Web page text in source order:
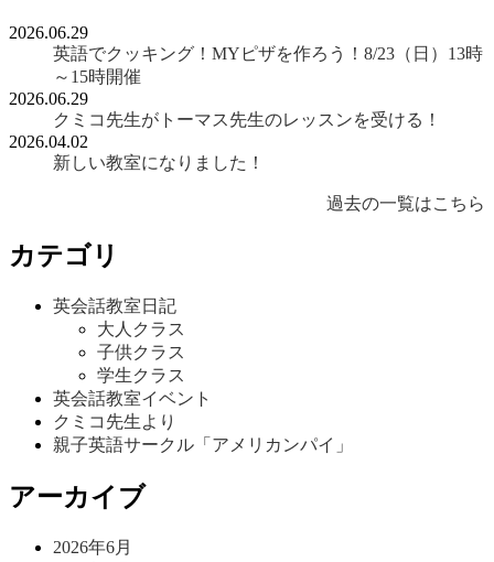
2026.06.29
英語でクッキング！MYピザを作ろう！8/23（日）13時
～15時開催
2026.06.29
クミコ先生がトーマス先生のレッスンを受ける！
2026.04.02
新しい教室になりました！
過去の一覧はこちら
カテゴリ
英会話教室日記
大人クラス
子供クラス
学生クラス
英会話教室イベント
クミコ先生より
親子英語サークル「アメリカンパイ」
アーカイブ
2026年6月